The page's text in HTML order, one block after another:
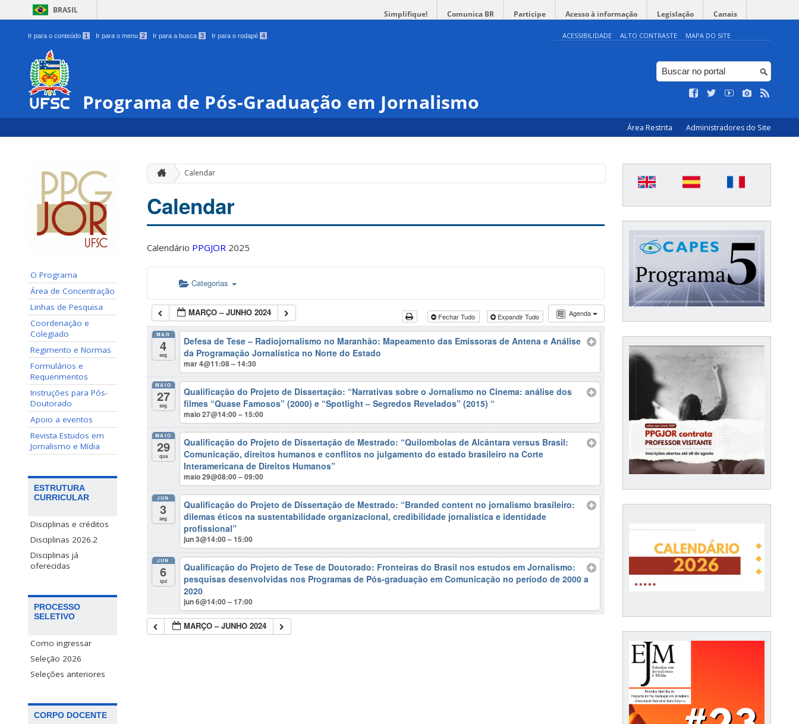
BRASIL Simplifique! Comunica BR Participe Acesso à informação Legislação Canais
Ir para o conteúdo 1 Ir para o menu 2 Ir para a busca 3 Ir para o rodapé 4 ACESSIBILIDADE ALTO CONTRASTE MAPA DO SITE
Programa de Pós-Graduação em Jornalismo
Área Restrita Administradores do Site
O Programa
Área de Concentração
Linhas de Pesquisa
Coordenação e
Colegiado
Regimento e Normas
Formulários e
Requerimentos
Instruções para Pós-
Doutorado
Apoio a eventos
Revista Estudos em
Jornalismo e Mídia
ESTRUTURA
CURRICULAR
Disciplinas e créditos
Disciplinas 2026.2
Disciplinas já
oferecidas
PROCESSO
SELETIVO
Como ingressar
Seleção 2026
Seleções anteriores
CORPO DOCENTE
Calendar
Calendar
Calendário PPGJOR 2025
Categorias
Agenda
MARÇO – JUNHO 2024 Fechar Tudo Expandir Tudo
MAR
4
seg
Defesa de Tese – Radiojornalismo no Maranhão: Mapeamento das Emissoras de Antena e Análise
da Programação Jornalística no Norte do Estado
mar 4@11:08 – 14:30
MAIO
27
seg
Qualificação do Projeto de Dissertação: “Narrativas sobre o Jornalismo no Cinema: análise dos
filmes “Quase Famosos” (2000) e “Spotlight – Segredos Revelados” (2015) “
maio 27@14:00 – 15:00
MAIO
29
qua
Qualificação do Projeto de Dissertação de Mestrado: “Quilombolas de Alcântara versus Brasil:
Comunicação, direitos humanos e conflitos no julgamento do estado brasileiro na Corte
Interamericana de Direitos Humanos”
maio 29@08:00 – 09:00
JUN
3
seg
Qualificação do Projeto de Dissertação de Mestrado: “Branded content no jornalismo brasileiro:
dilemas éticos na sustentabilidade organizacional, credibilidade jornalística e identidade
profissional”
jun 3@14:00 – 15:00
JUN
6
qui
Qualificação do Projeto de Tese de Doutorado: Fronteiras do Brasil nos estudos em Jornalismo:
pesquisas desenvolvidas nos Programas de Pós-graduação em Comunicação no período de 2000 a
2020
jun 6@14:00 – 17:00
MARÇO – JUNHO 2024